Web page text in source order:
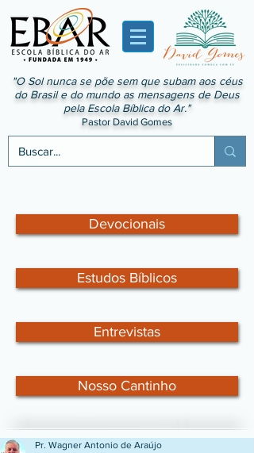
"O Sol nunca se põe sem que subam aos céus
do Brasil e do mundo as mensagens de Deus
pela Escola Bíblica do Ar."
Pastor David Gomes
Devocionais
Estudos Bíblicos
Entrevistas
Nosso Cantinho
Pr. Wagner Antonio de Araújo